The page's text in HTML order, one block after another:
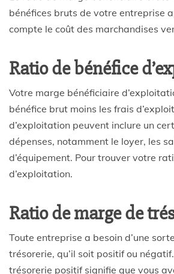
bénéfices bruts de votre entreprise
compte le coût des marchandises
Ratio de bénéfice
Votre marge bénéficiaire
bénéfice brut moins les frais
d’exploitation peuvent inclure un
dépenses, notamment le loyer, les
d’équipement. Pour trouver votre
d’exploitation.
Ratio de marge de
Toute entreprise a besoin d’une
trésorerie, qu’il soit positif ou
trésorerie positif signifie que vous